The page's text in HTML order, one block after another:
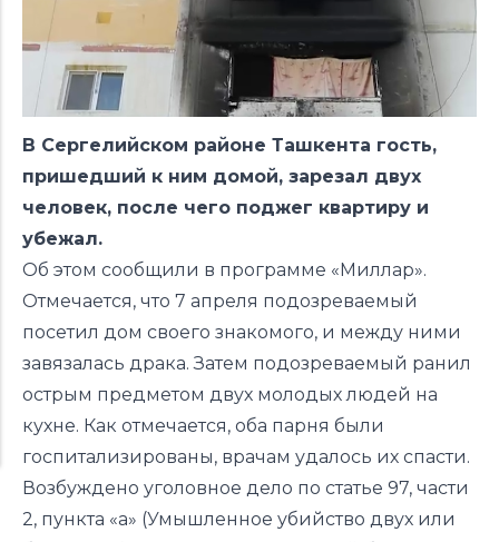
В Сергелийском районе Ташкента гость,
пришедший к ним домой, зарезал двух
человек, после чего поджег квартиру и
убежал.
Об этом сообщили в программе «Миллар».
Отмечается, что 7 апреля подозреваемый
посетил дом своего знакомого, и между ними
завязалась драка. Затем подозреваемый ранил
острым предметом двух молодых людей на
кухне. Как отмечается, оба парня были
госпитализированы, врачам удалось их спасти.
Возбуждено уголовное дело по статье 97, части
2, пункта «а» (Умышленное убийство двух или